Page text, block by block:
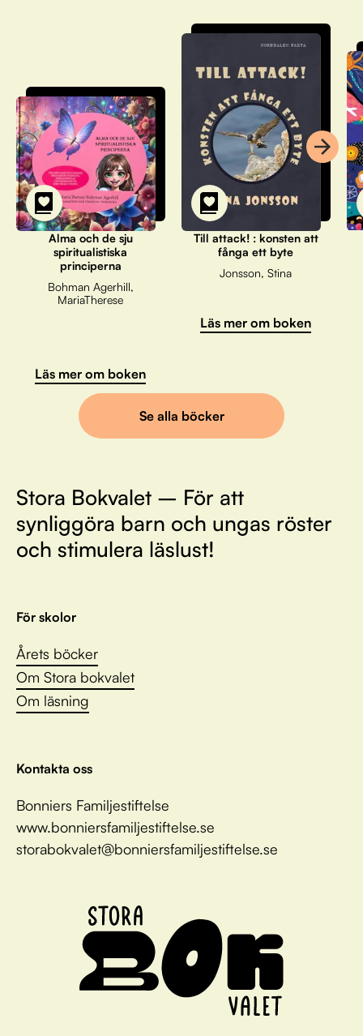
Alma och de sju
spiritualistiska
principerna
Bohman Agerhill,
MariaTherese
Läs mer om boken
Till attack! : konsten att
fånga ett byte
Jonsson, Stina
Läs mer om boken
Se alla böcker
Stora Bokvalet – För att
synliggöra barn och ungas röster
och stimulera läslust!
För skolor
Årets böcker
Om Stora bokvalet
Om läsning
Kontakta oss
Bonniers Familjestiftelse
www.bonniersfamiljestiftelse.se
storabokvalet@bonniersfamiljestiftelse.se